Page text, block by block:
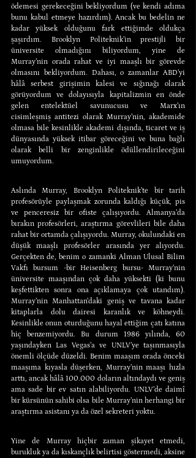
ödemesi gerekeceğini bekliyordum (ve kendi adıma
bunu kabul etmeye hazırdım). Ancak bu bedelin ne
kadar yüksek olduğunu fark ettiğimde oldukça
şaşırdım. Brooklyn Politeknik’in prestijli bir
üniversite olmadığını biliyordum, yine de
Murray’nin orada rahat ve iyi maaşlı bir görevde
olmasını bekliyordum. Dahası, o zamanlar ABD’yi
hâlâ serbest girişimin kalesi ve sığınağı olarak
görüyordum ve dolayısıyla kapitalizmin en önde
gelen entelektüel savunucusu ve Marx’ın
cisimleşmiş antitezi olarak Murray’nin, akademide
olmasa bile kesinlikle akademi dışında, ticaret ve iş
dünyasında yüksek itibar göreceğini ve buna bağlı
olarak belli bir zenginlikle ödüllendirileceğini
umuyordum.
Aslında Murray, Brooklyn Politeknik’te bir tarih
profesörüyle paylaşmak zorunda kaldığı küçük, pis
ve penceresiz bir ofiste çalışıyordu. Almanya’da
bırakın profesörleri, araştırma görevlileri bile daha
rahat bir ortamda çalışıyordu. Murray, okulundaki en
düşük maaşlı profesörler arasında yer alıyordu.
Gerçekten de, benim o zamanki Alman Ulusal Bilim
Vakfı bursum -bir Heisenberg bursu- Murray’nin
üniversite maaşından çok daha yüksekti (ki bunu
keşfettikten sonra ona açıklamaya çok utandım).
Murray’nin Manhattan’daki geniş ve tavana kadar
kitaplarla dolu dairesi karanlık ve köhneydi.
Kesinlikle onun oturduğunu hayal ettiğim çatı katına
hiç benzemiyordu. Bu durum 1986 yılında, 60
yaşındayken Las Vegas’a ve UNLV’ye taşınmasıyla
önemli ölçüde düzeldi. Benim maaşım orada önceki
maaşıma kıyasla düşerken, Murray’nin maaşı hızla
arttı, ancak hâlâ 100.000 doların altındaydı ve geniş
ama sade bir ev satın alabiliyordu. UNLV’de daimî
bir kürsünün sahibi olsa bile Murray’nin herhangi bir
araştırma asistanı ya da özel sekreteri yoktu.
Yine de Murray hiçbir zaman şikayet etmedi,
burukluk ya da kıskançlık belirtisi göstermedi, aksine